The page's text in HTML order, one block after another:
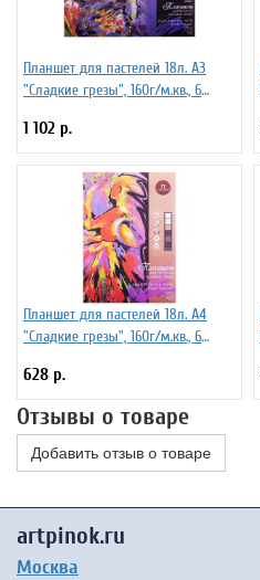
Планшет для пастелей 18л. А3
"Сладкие грезы", 160г/м.кв., 6
1 102 р.
Планшет для пастелей 18л. А4
"Сладкие грезы", 160г/м.кв., 6
628 р.
Отзывы о товаре
Добавить отзыв о товаре
artpinok.ru
Москва